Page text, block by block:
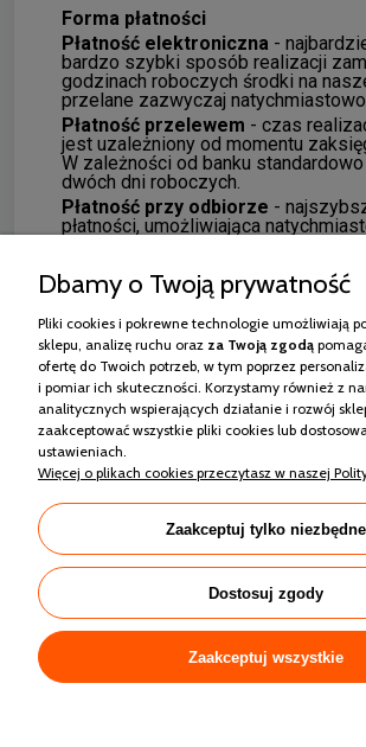
Forma płatności
Płatność elektroniczna -
bardzo szybki sposób realizacji
godzinach roboczych środki na
przelane zazwyczaj
Płatność przelewem - czas
jest uzależniony od momentu
W zależności od banku
dwóch dni roboczych.
Płatność przy odbiorze -
płatności, umożliwiająca
Forma dostawy
Firma kurierska umożliwia
zazwyczaj w 1-2 dni robocze od
Poczta Polska zazwyczaj dostarcza
ciągu deklarowanych 2 dni roboczych
priorytetową lub 3-5 dni przesyłką
Zakupy
Pomoc
Moje konto
Informacje
Dbamy o Twoją prywatność
Pliki cookies i pokrewne technologie umożliwiają
sklepu, analizę ruchu oraz za Twoją zgodą
ofertę do Twoich potrzeb, w tym poprzez
i pomiar ich skuteczności. Korzystamy również z
analitycznych wspierających działanie i rozwój
zaakceptować wszystkie pliki cookies lub
ustawieniach.
Więcej o plikach cookies przeczytasz w naszej
Zaakceptuj tylko niezbędne
Dostosuj zgody
Zaakceptuj wszystkie